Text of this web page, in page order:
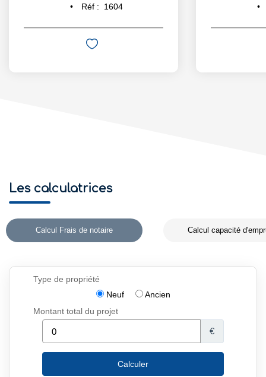
Réf :
1604
Les calculatrices
Calcul Frais de notaire Calcul capacité